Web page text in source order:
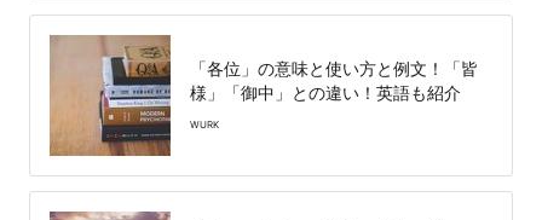
「各位」の意味と使い方と例文！「皆
様」「御中」との違い！英語も紹介
WURK